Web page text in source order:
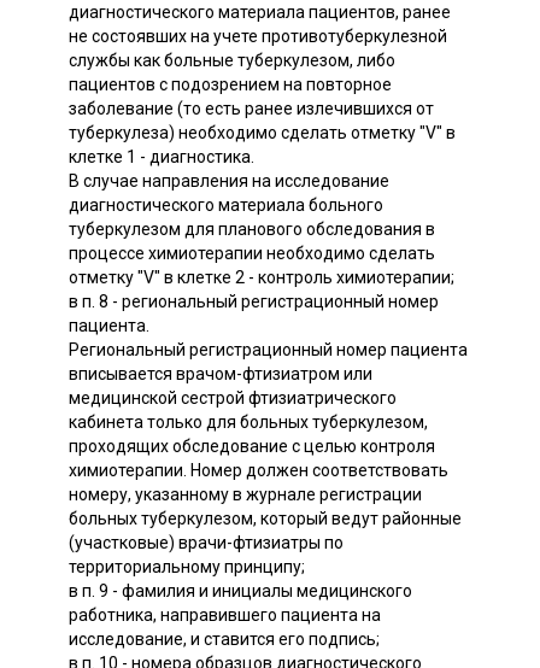
диагностического материала пациентов, ранее
не состоявших на учете противотуберкулезной
службы как больные туберкулезом, либо
пациентов с подозрением на повторное
заболевание (то есть ранее излечившихся от
туберкулеза) необходимо сделать отметку "V" в
клетке 1 - диагностика.
В случае направления на исследование
диагностического материала больного
туберкулезом для планового обследования в
процессе химиотерапии необходимо сделать
отметку "V" в клетке 2 - контроль химиотерапии;
в п. 8 - региональный регистрационный номер
пациента.
Региональный регистрационный номер пациента
вписывается врачом-фтизиатром или
медицинской сестрой фтизиатрического
кабинета только для больных туберкулезом,
проходящих обследование с целью контроля
химиотерапии. Номер должен соответствовать
номеру, указанному в журнале регистрации
больных туберкулезом, который ведут районные
(участковые) врачи-фтизиатры по
территориальному принципу;
в п. 9 - фамилия и инициалы медицинского
работника, направившего пациента на
исследование, и ставится его подпись;
в п. 10 - номера образцов диагностического